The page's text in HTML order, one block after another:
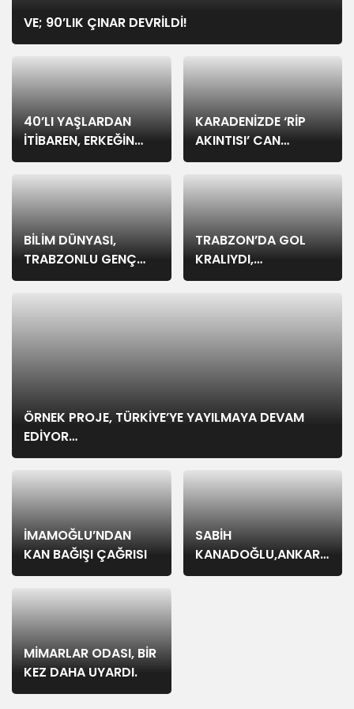
VE; 90’LIK ÇINAR DEVRİLDİ!
40’LI YAŞLARDAN
İTİBAREN, ERKEĞİN
BEYİN SAĞLIĞI…
KARADENİZDE ‘RİP
AKINTISI’ CAN
ALIYOR…
BİLİM DÜNYASI,
TRABZONLU GENÇ
FİZİKÇİYİ
KONUŞUYOR…
TRABZON’DA GOL
KRALIYDI,
AVRUPA’NIN KALP
KRALI OLDU.
ÖRNEK PROJE, TÜRKİYE’YE YAYILMAYA DEVAM
EDİYOR…
İMAMOĞLU’NDAN
KAN BAĞIŞI ÇAĞRISI
SABİH
UĞURLANDI.
MİMARLAR ODASI, BİR
KEZ DAHA UYARDI.